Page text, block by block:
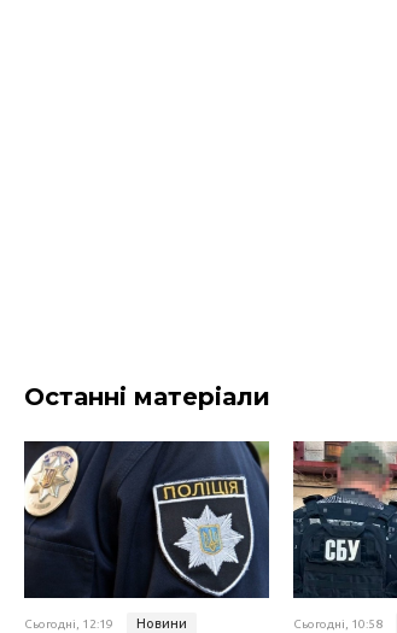
Останні матеріали
Сьогодні, 12:19 Новини Сьогодні, 10:58